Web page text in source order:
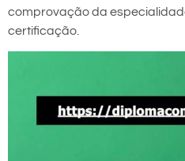
comprovação da
certificação.